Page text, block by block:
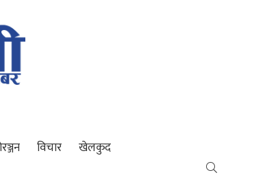
विचार खेलकुद